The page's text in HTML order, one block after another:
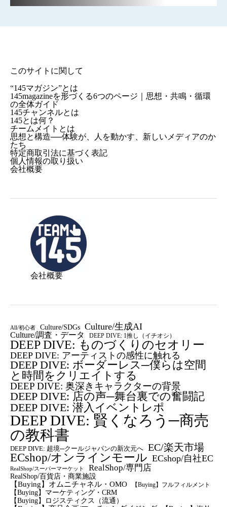
このサイトに関して
“145マガジン”とは
145magazineを形づくる6つのページ｜思想・共鳴・循環
の全体ガイド
145チャンネルとは
145とは何？
チームメイトとは
思想と構造──体験が、人を動かす、新しいメディアのか
たち
特定商取引法に基づく表記
個人情報の取り扱い
会社概要
会社概要
All/初心者 Culture/SDGs Culture/生成AI
Culture/調査・データ DEEP DIVE: 1推し（イチオシ）
DEEP DIVE: ものづくりのセオリー
DEEP DIVE: アーティストの感性に触れる
DEEP DIVE: ボーダーレス─僕らは空間
と時間をクリエイトする
DEEP DIVE: 奥深きキャラクターの背景
DEEP DIVE: 店の声─舞台裏での奮闘記
DEEP DIVE: 潜入イベントレポ
DEEP DIVE: 賢くなろう─商売
の教科書
DEEP DIVE: 超境─クールジャパンの新次元へ EC/楽天市場
ECshop/オンラインモール ECshop/自社EC
RealShop/スーパーマーケット RealShop/専門店
RealShop/百貨店・商業施設
【Buying】オムニチャネル・OMO
【Buying】フルフィルメント
【Buying】マーケティング・CRM
【buying】ロジスティクス（流通）